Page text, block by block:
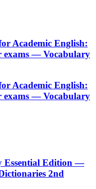
Academic English:
exams — Vocabulary
Academic English:
exams — Vocabulary
Essential Edition —
2nd